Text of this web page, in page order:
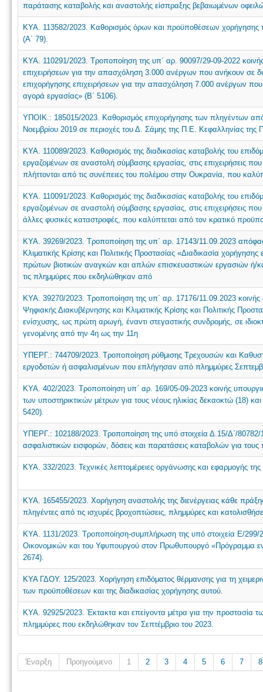
παράτασης καταβολής και αναστολής είσπραξης βεβαιωμένων
ΚΥΑ. 113582/2023. Καθορισμός όρων και προϋποθέσεων χορήγησης
(Α΄ 79).
ΚΥΑ. 110291/2023. Τροποποίηση της υπ΄ αρ. 90097/29-09-2022
επιχειρήσεων για την απασχόληση 3.000 ανέργων που ανήκουν σε
επιχορήγησης επιχειρήσεων για την απασχόληση 7.000 ανέργων
αγορά εργασίας» (Β΄ 5106).
ΥΠΟΙΚ.: 185015/2023. Καθορισμός επιχορήγησης των πληγέντων από
Νοεμβρίου 2019 σε περιοχές του Δ. Σάμης της Π.Ε. Κεφαλληνίας της
ΚΥΑ. 110089/2023. Καθορισμός της διαδικασίας καταβολής του
εργαζομένων σε αναστολή σύμβασης εργασίας, στις επιχειρήσεις
πλήττονται από τις συνέπειες του πολέμου στην Ουκρανία, που
ΚΥΑ. 110091/2023. Καθορισμός της διαδικασίας καταβολής του
εργαζομένων σε αναστολή σύμβασης εργασίας, στις επιχειρήσεις
άλλες φυσικές καταστροφές, που καλύπτεται από τον κρατικό
ΚΥΑ. 39269/2023. Τροποποίηση της υπ΄ αρ. 17143/11.09.2023
Κλιματικής Κρίσης και Πολιτικής Προστασίας «Διαδικασία
πρώτων βιοτικών αναγκών και απλών επισκευαστικών εργασιών ή/
τις πλημμύρες που εκδηλώθηκαν από
ΚΥΑ. 39270/2023. Τροποποίηση της υπ΄ αρ. 17176/11.09.2023
Ψηφιακής Διακυβέρνησης και Κλιματικής Κρίσης και Πολιτικής
ενίσχυσης, ως πρώτη αρωγή, έναντι στεγαστικής συνδρομής, σε
γενομένης από την 4η ως την 11η
ΥΠΕΡΓ.: 744709/2023. Τροποποίηση ρύθμισης Τρεχουσών και
εργοδοτών ή ασφαλισμένων που επλήγησαν από πλημμύρες
ΚΥΑ. 402/2023. Τροποποίηση υπ΄ αρ. 169/05-09-2023 κοινής
των υποστηρικτικών μέτρων για τους νέους ηλικίας δεκαοκτώ (18)
5420).
ΥΠΕΡΓ.: 102188/2023. Τροποποίηση της υπό στοιχεία Δ.15/Δ΄/
ασφαλιστικών εισφορών, δόσεις και παρατάσεις καταβολών για
ΚΥΑ. 332/2023. Τεχνικές λεπτομέρειες οργάνωσης και εφαρμογής
ΚΥΑ. 165455/2023. Χορήγηση αναστολής της διενέργειας κάθε
πληγέντες από τις ισχυρές βροχοπτώσεις, πλημμύρες και
ΚΥΑ. 1131/2023. Τροποποίηση-συμπλήρωση της υπό στοιχεία Ε/
Οικονομικών και του Υφυπουργού στον Πρωθυπουργό «Πρόγραμμα
2674).
ΚΥΑ ΓΔΟΥ. 125/2023. Χορήγηση επιδόματος θέρμανσης για τη
των προϋποθέσεων και της διαδικασίας χορήγησης αυτού.
ΚΥΑ. 92925/2023. Έκτακτα και επείγοντα μέτρα για την προστασία
πλημμύρες που εκδηλώθηκαν τον Σεπτέμβριο του 2023.
Έναρξη Προηγούμενο 1 2 3 4 5 6 7 8